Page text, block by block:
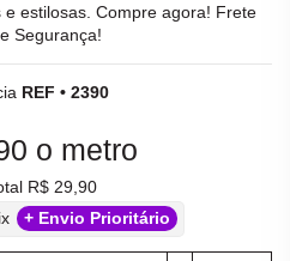
estilosas. Compre agora! Frete
Segurança!
REF • 2390
o metro
R$ 29,90
+ Envio Prioritário